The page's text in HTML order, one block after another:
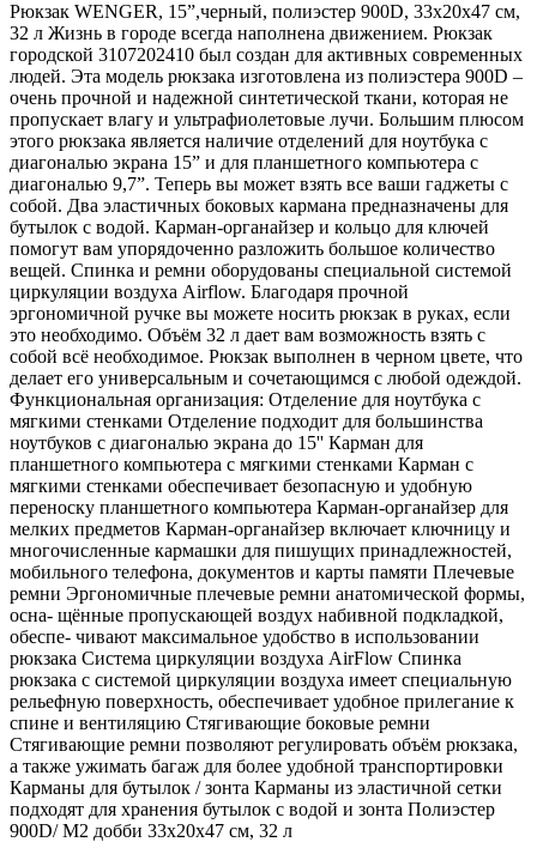
Рюкзак WENGER, 15”,черный, полиэстер 900D, 33x20x47 см,
32 л Жизнь в городе всегда наполнена движением. Рюкзак
городской 3107202410 был создан для активных современных
людей. Эта модель рюкзака изготовлена из полиэстера 900D –
очень прочной и надежной синтетической ткани, которая не
пропускает влагу и ультрафиолетовые лучи. Большим плюсом
этого рюкзака является наличие отделений для ноутбука с
диагональю экрана 15” и для планшетного компьютера с
диагональю 9,7”. Теперь вы может взять все ваши гаджеты с
собой. Два эластичных боковых кармана предназначены для
бутылок с водой. Карман-органайзер и кольцо для ключей
помогут вам упорядоченно разложить большое количество
вещей. Спинка и ремни оборудованы специальной системой
циркуляции воздуха Airflow. Благодаря прочной
эргономичной ручке вы можете носить рюкзак в руках, если
это необходимо. Объём 32 л дает вам возможность взять с
собой всё необходимое. Рюкзак выполнен в черном цвете, что
делает его универсальным и сочетающимся с любой одеждой.
Функциональная организация: Отделение для ноутбука с
мягкими стенками Отделение подходит для большинства
ноутбуков с диагональю экрана до 15'' Карман для
планшетного компьютера с мягкими стенками Карман с
мягкими стенками обеспечивает безопасную и удобную
переноску планшетного компьютера Карман-органайзер для
мелких предметов Карман-органайзер включает ключницу и
многочисленные кармашки для пишущих принадлежностей,
мобильного телефона, документов и карты памяти Плечевые
ремни Эргономичные плечевые ремни анатомической формы,
осна- щённые пропускающей воздух набивной подкладкой,
обеспе- чивают максимальное удобство в использовании
рюкзака Система циркуляции воздуха AirFlow Спинка
рюкзака с системой циркуляции воздуха имеет специальную
рельефную поверхность, обеспечивает удобное прилегание к
спине и вентиляцию Стягивающие боковые ремни
Стягивающие ремни позволяют регулировать объём рюкзака,
а также ужимать багаж для более удобной транспортировки
Карманы для бутылок / зонта Карманы из эластичной сетки
подходят для хранения бутылок с водой и зонта Полиэстер
900D/ М2 добби 33х20х47 см, 32 л